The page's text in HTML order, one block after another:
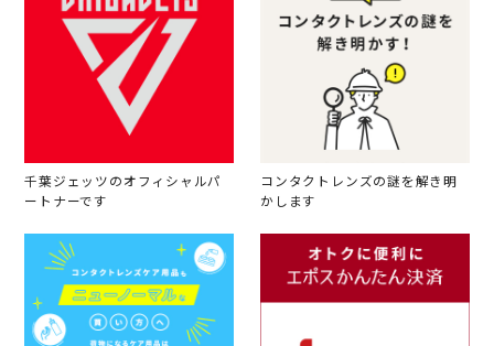
千葉ジェッツのオフィシャルパ
ートナーです
コンタクトレンズの謎を解き明
かします